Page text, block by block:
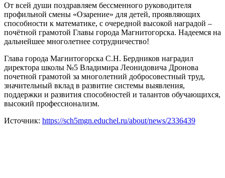
От всей души поздравляем бессменного руководителя
профильной смены «Озарение» для детей, проявляющих
способности к математике, с очередной высокой наградой –
почётной грамотой Главы города Магнитогорска. Надеемся на
дальнейшее многолетнее сотрудничество!
Глава города Магнитогорска С.Н. Бердников наградил
директора школы №5 Владимира Леонидовича Дронова
почетной грамотой за многолетний добросовестный труд,
значительный вклад в развитие системы выявления,
поддержки и развития способностей и талантов обучающихся,
высокий профессионализм.
Источник: https://sch5mgn.educhel.ru/about/news/2336439